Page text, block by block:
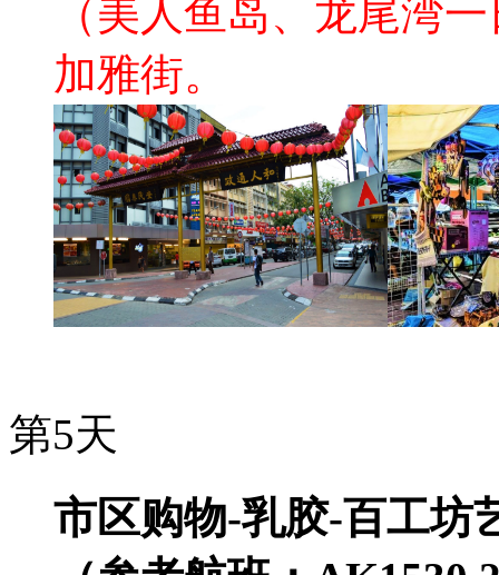
（美人鱼岛、龙尾湾
加雅街。
第5天
市区购物-乳胶-百工坊